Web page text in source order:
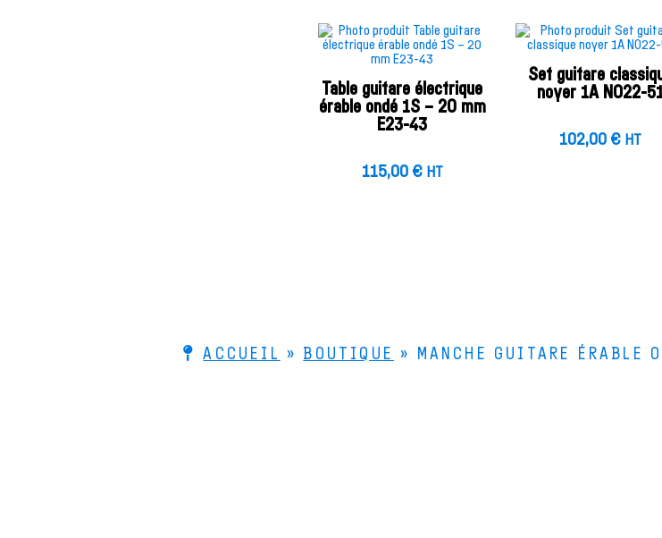
Table guitare électrique
érable ondé 1S – 20 mm
E23-43
115,00 € HT
Set guitare
noyer 1A NO22-
102,00 € HT
ACCUEIL » BOUTIQUE » MANCHE GUITARE ÉRABLE